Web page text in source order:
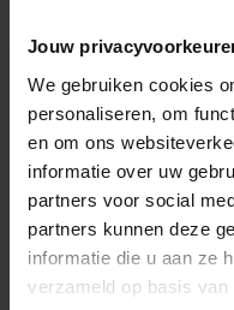
Jouw
We gebruiken cookies
personaliseren, om
en om ons
informatie over uw
partners voor social
partners kunnen deze
informatie die u aan ze
verzameld op basis
Cow Clogs
Pas encore
articles branchés,
imprimé donne un
chaussures les plus
qui est virale en ce
Bienvenue en 2025...